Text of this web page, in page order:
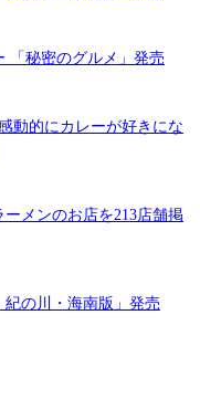
「秘密のグルメ」発売
動的にカレーが好きにな
メンのお店を213店舗掲
紀の川・海南版」発売